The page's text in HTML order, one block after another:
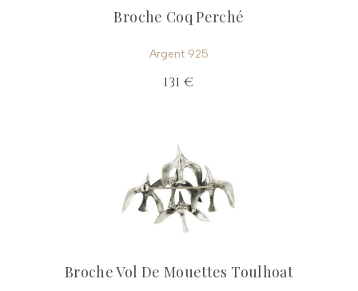
Broche Coq Perché
Argent 925
131 €
Broche Vol De Mouettes Toulhoat